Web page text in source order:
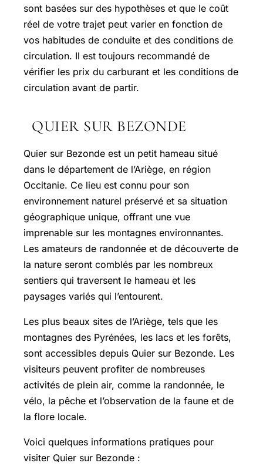
sont basées sur des hypothèses et que le coût
réel de votre trajet peut varier en fonction de
vos habitudes de conduite et des conditions de
circulation. Il est toujours recommandé de
vérifier les prix du carburant et les conditions de
circulation avant de partir.
QUIER SUR BEZONDE
Quier sur Bezonde est un petit hameau situé
dans le département de l’Ariège, en région
Occitanie. Ce lieu est connu pour son
environnement naturel préservé et sa situation
géographique unique, offrant une vue
imprenable sur les montagnes environnantes.
Les amateurs de randonnée et de découverte de
la nature seront comblés par les nombreux
sentiers qui traversent le hameau et les
paysages variés qui l’entourent.
Les plus beaux sites de l’Ariège, tels que les
montagnes des Pyrénées, les lacs et les forêts,
sont accessibles depuis Quier sur Bezonde. Les
visiteurs peuvent profiter de nombreuses
activités de plein air, comme la randonnée, le
vélo, la pêche et l’observation de la faune et de
la flore locale.
Voici quelques informations pratiques pour
visiter Quier sur Bezonde :